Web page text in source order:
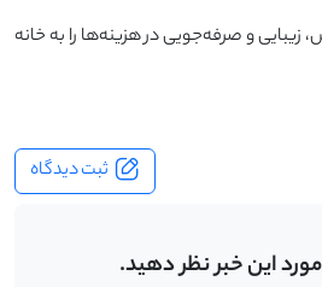
زیبایی و صرفه‌جویی در هزینه‌ها را به خانه
ثبت دیدگاه
این خبر نظر دهید.